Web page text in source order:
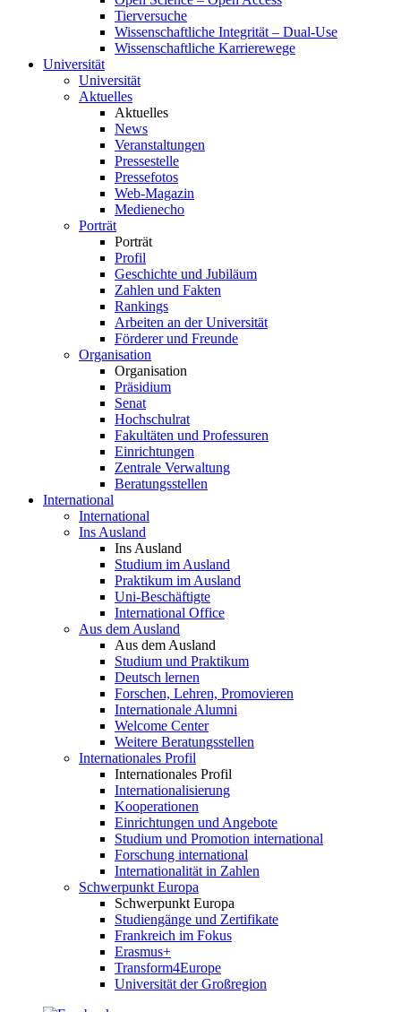
Tierversuche
Wissenschaftliche Integrität – Dual-Use
Wissenschaftliche Karrierewege
Universität
Universität
Aktuelles
Aktuelles
News
Veranstaltungen
Pressestelle
Pressefotos
Web-Magazin
Medienecho
Porträt
Porträt
Profil
Geschichte und Jubiläum
Zahlen und Fakten
Rankings
Arbeiten an der Universität
Förderer und Freunde
Organisation
Organisation
Präsidium
Senat
Hochschulrat
Fakultäten und Professuren
Einrichtungen
Zentrale Verwaltung
Beratungsstellen
International
International
Ins Ausland
Ins Ausland
Studium im Ausland
Praktikum im Ausland
Uni-Beschäftigte
International Office
Aus dem Ausland
Aus dem Ausland
Studium und Praktikum
Deutsch lernen
Forschen, Lehren, Promovieren
Internationale Alumni
Welcome Center
Weitere Beratungsstellen
Internationales Profil
Internationales Profil
Internationalisierung
Kooperationen
Einrichtungen und Angebote
Studium und Promotion international
Forschung international
Internationalität in Zahlen
Schwerpunkt Europa
Schwerpunkt Europa
Studiengänge und Zertifikate
Frankreich im Fokus
Erasmus+
Transform4Europe
Universität der Großregion